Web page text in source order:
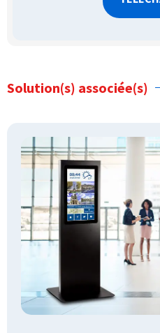
Solution(s) associée(s)